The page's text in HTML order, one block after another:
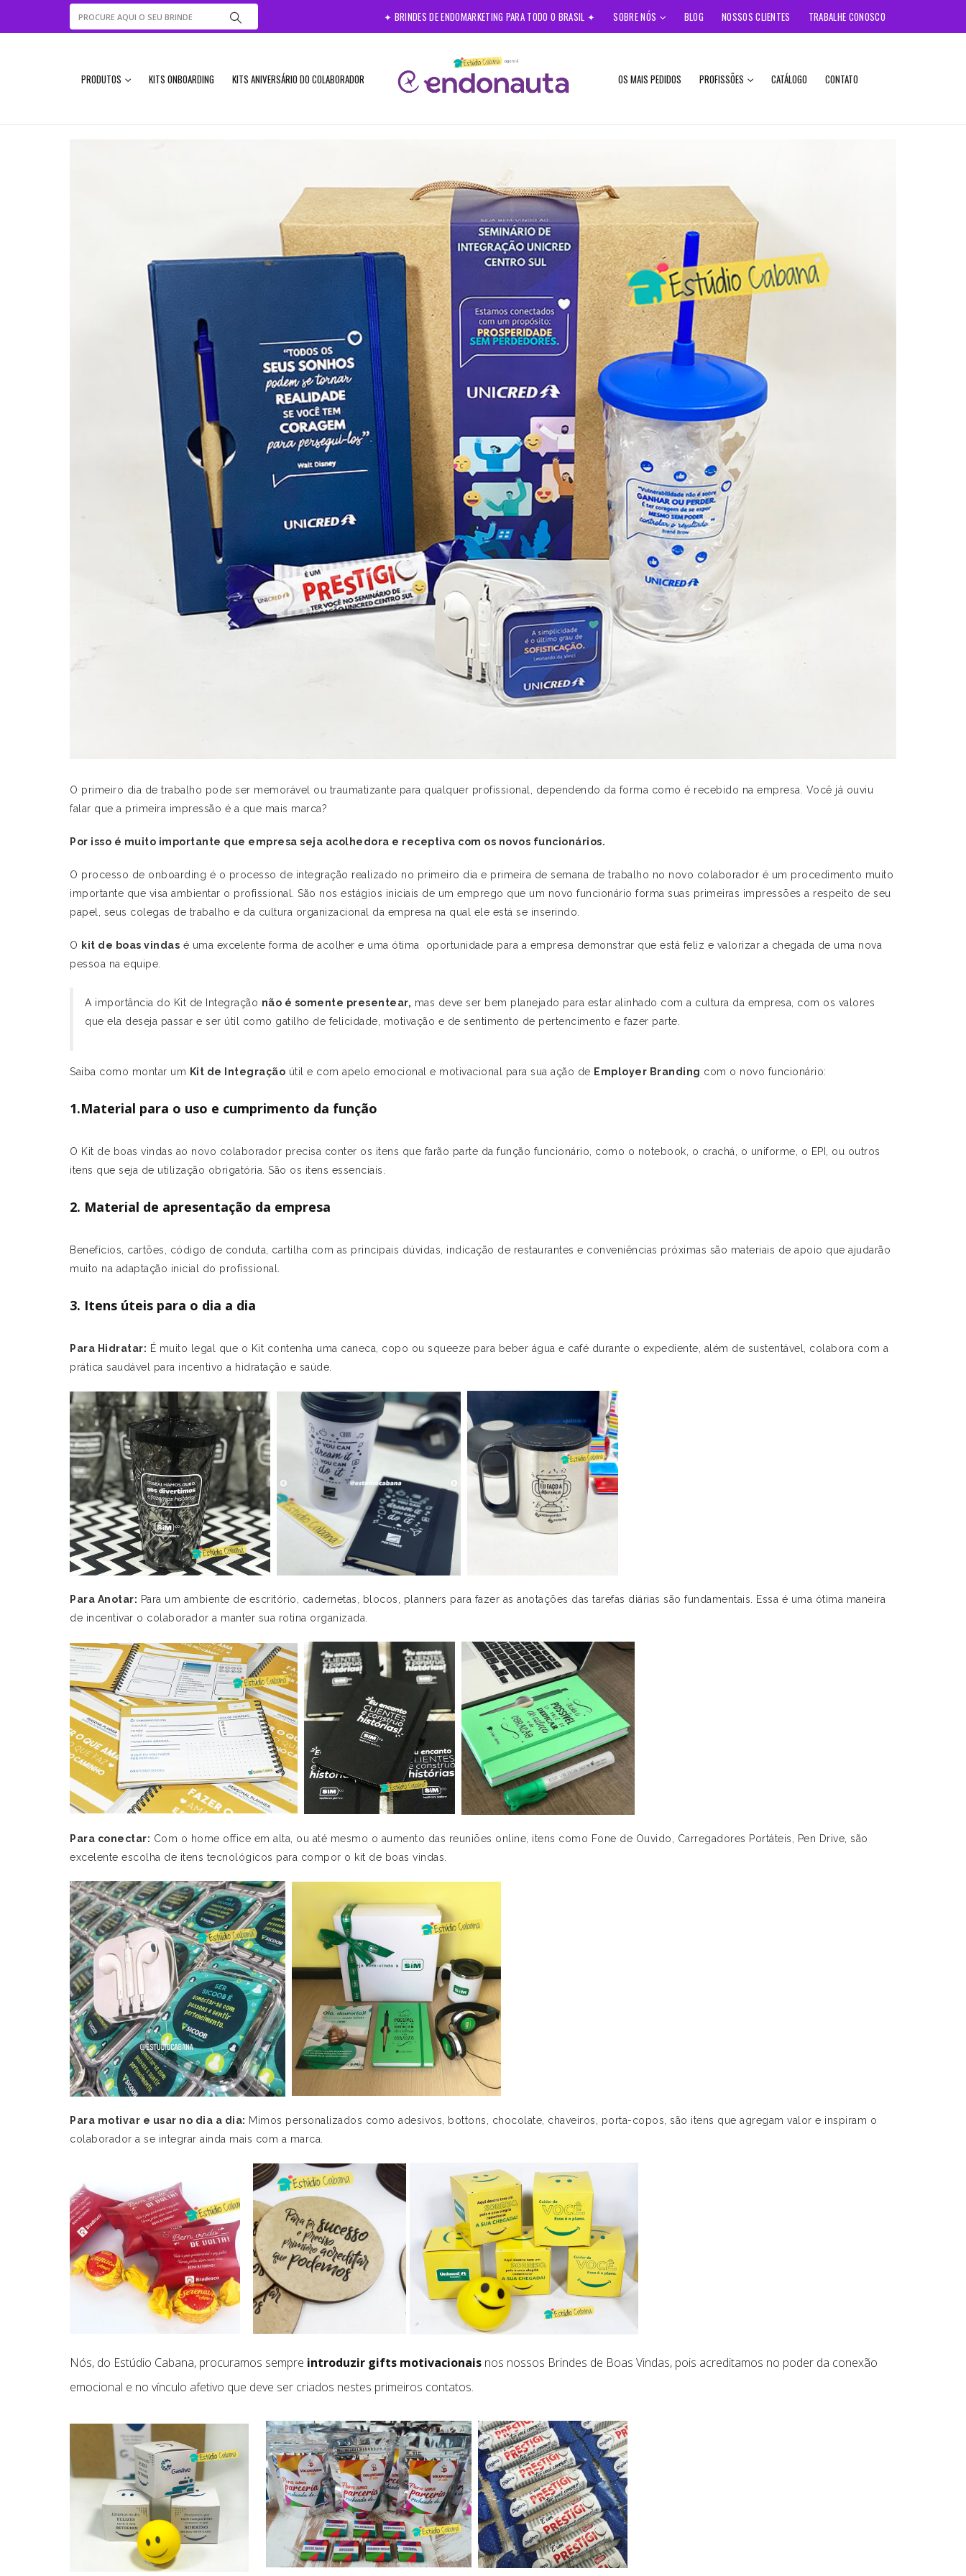
✦ BRINDES DE ENDOMARKETING PARA TODO O BRASIL ✦ SOBRE NÓS BLOG NOSSOS CLIENTES TRABALHE CONOSCO
PRODUTOS KITS ONBOARDING KITS ANIVERSÁRIO DO COLABORADOR OS MAIS PEDIDOS PROFISSÕES CATÁLOGO CONTATO
O primeiro dia de trabalho pode ser memorável ou traumatizante para qualquer profissional, dependendo da forma como é recebido na empresa. Você já ouviu
falar que a primeira impressão é a que mais marca?
Por isso é muito importante que empresa seja acolhedora e receptiva com os novos funcionários.
O processo de onboarding é o processo de integração realizado no primeiro dia e primeira de semana de trabalho no novo colaborador é um procedimento muito
importante que visa ambientar o profissional. São nos estágios iniciais de um emprego que um novo funcionário forma suas primeiras impressões a respeito de seu
papel, seus colegas de trabalho e da cultura organizacional da empresa na qual ele está se inserindo.
O kit de boas vindas é uma excelente forma de acolher e uma ótima oportunidade para a empresa demonstrar que está feliz e valorizar a chegada de uma nova
pessoa na equipe.
A importância do Kit de Integração não é somente presentear, mas deve ser bem planejado para estar alinhado com a cultura da empresa, com os valores
que ela deseja passar e ser útil como gatilho de felicidade, motivação e de sentimento de pertencimento e fazer parte.
Saiba como montar um Kit de Integração útil e com apelo emocional e motivacional para sua ação de Employer Branding com o novo funcionário:
1.Material para o uso e cumprimento da função
O Kit de boas vindas ao novo colaborador precisa conter os itens que farão parte da função funcionário, como o notebook, o crachá, o uniforme, o EPI, ou outros
itens que seja de utilização obrigatória. São os itens essenciais.
2. Material de apresentação da empresa
Benefícios, cartões, código de conduta, cartilha com as principais dúvidas, indicação de restaurantes e conveniências próximas são materiais de apoio que ajudarão
muito na adaptação inicial do profissional.
3. Itens úteis para o dia a dia
Para Hidratar: É muito legal que o Kit contenha uma caneca, copo ou squeeze para beber água e café durante o expediente, além de sustentável, colabora com a
prática saudável para incentivo a hidratação e saúde.
Para Anotar: Para um ambiente de escritório, cadernetas, blocos, planners para fazer as anotações das tarefas diárias são fundamentais. Essa é uma ótima maneira
de incentivar o colaborador a manter sua rotina organizada.
Para conectar: Com o home office em alta, ou até mesmo o aumento das reuniões online, itens como Fone de Ouvido, Carregadores Portáteis, Pen Drive, são
excelente escolha de itens tecnológicos para compor o kit de boas vindas.
Para motivar e usar no dia a dia: Mimos personalizados como adesivos, bottons, chocolate, chaveiros, porta-copos, são itens que agregam valor e inspiram o
colaborador a se integrar ainda mais com a marca.
Nós, do Estúdio Cabana, procuramos sempre introduzir gifts motivacionais nos nossos Brindes de Boas Vindas, pois acreditamos no poder da conexão
emocional e no vínculo afetivo que deve ser criados nestes primeiros contatos.